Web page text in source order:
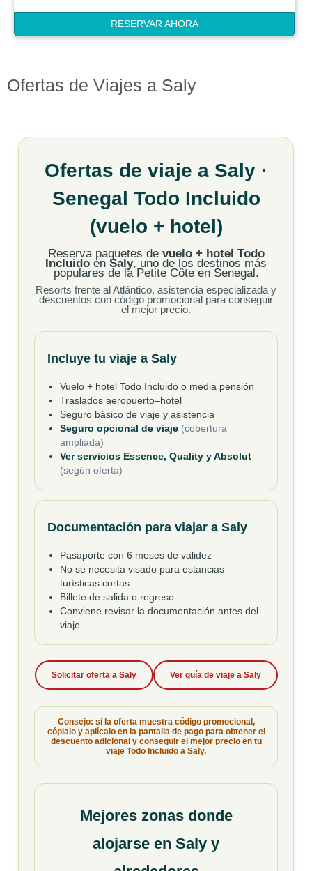
RESERVAR AHORA
Ofertas de Viajes a Saly
Ofertas de viaje a Saly ·
Senegal Todo Incluido
(vuelo + hotel)
Reserva paquetes de vuelo + hotel Todo
Incluido en Saly, uno de los destinos más
populares de la Petite Côte en Senegal.
Resorts frente al Atlántico, asistencia especializada y
descuentos con código promocional para conseguir
el mejor precio.
Incluye tu viaje a Saly
Vuelo + hotel Todo Incluido o media pensión
Traslados aeropuerto–hotel
Seguro básico de viaje y asistencia
Seguro opcional de viaje (cobertura
ampliada)
Ver servicios Essence, Quality y Absolut
(según oferta)
Documentación para viajar a Saly
Pasaporte con 6 meses de validez
No se necesita visado para estancias
turísticas cortas
Billete de salida o regreso
Conviene revisar la documentación antes del
viaje
Solicitar oferta a Saly Ver guía de viaje a Saly
Consejo: si la oferta muestra código promocional,
cópialo y aplícalo en la pantalla de pago para obtener el
descuento adicional y conseguir el mejor precio en tu
viaje Todo Incluido a Saly.
Mejores zonas donde
alojarse en Saly y